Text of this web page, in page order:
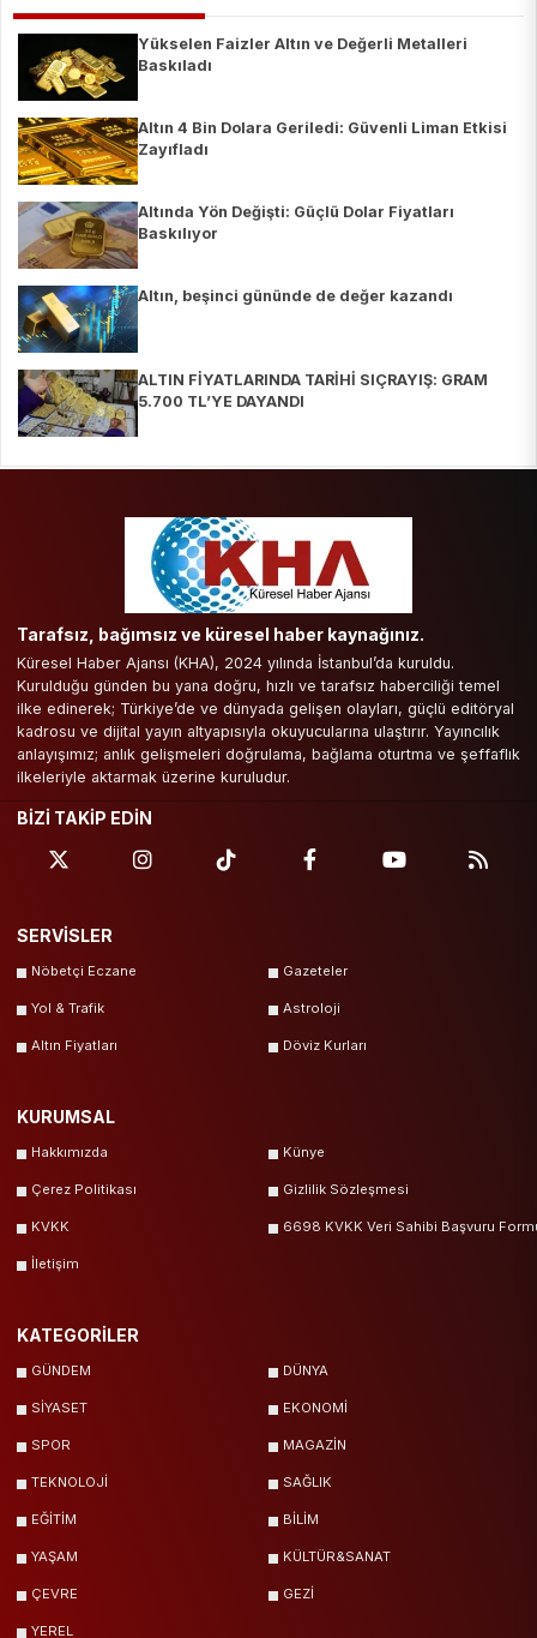
Yükselen Faizler Altın ve Değerli Metalleri
Baskıladı
Altın 4 Bin Dolara Geriledi: Güvenli Liman Etkisi
Zayıfladı
Altında Yön Değişti: Güçlü Dolar Fiyatları
Baskılıyor
Altın, beşinci gününde de değer kazandı
ALTIN FİYATLARINDA TARİHİ SIÇRAYIŞ: GRAM
5.700 TL’YE DAYANDI
Tarafsız, bağımsız ve küresel haber kaynağınız.
Küresel Haber Ajansı (KHA), 2024 yılında İstanbul’da kuruldu.
Kurulduğu günden bu yana doğru, hızlı ve tarafsız haberciliği temel
ilke edinerek; Türkiye’de ve dünyada gelişen olayları, güçlü editöryal
kadrosu ve dijital yayın altyapısıyla okuyucularına ulaştırır. Yayıncılık
anlayışımız; anlık gelişmeleri doğrulama, bağlama oturtma ve şeffaflık
ilkeleriyle aktarmak üzerine kuruludur.
BİZİ TAKİP EDİN
SERVİSLER
Nöbetçi Eczane Gazeteler
Yol & Trafik Astroloji
Altın Fiyatları Döviz Kurları
KURUMSAL
Hakkımızda Künye
Çerez Politikası Gizlilik Sözleşmesi
KVKK 6698 KVKK Veri Sahibi Başvuru
İletişim
KATEGORİLER
GÜNDEM DÜNYA
SİYASET EKONOMİ
SPOR MAGAZİN
TEKNOLOJİ SAĞLIK
EĞİTİM BİLİM
YAŞAM KÜLTÜR&SANAT
ÇEVRE GEZİ
YEREL